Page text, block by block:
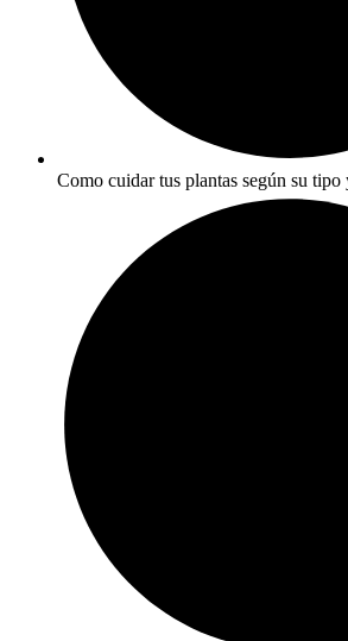
Como cuidar tus plantas según su tipo